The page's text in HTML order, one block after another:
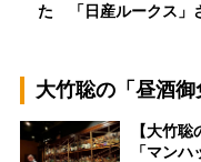
た 「日産ルークス」
大竹聡の「昼酒御
【大竹
「マン